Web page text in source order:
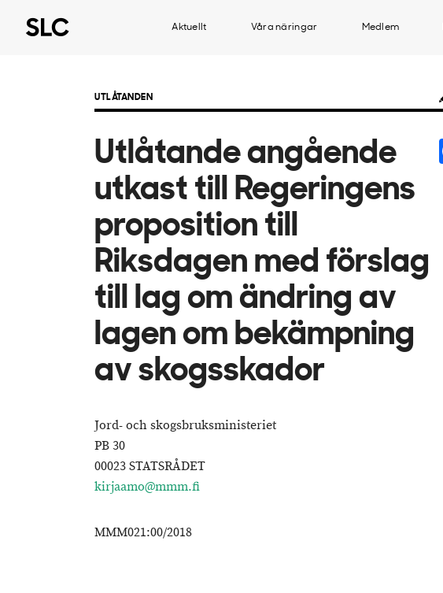
Aktuellt Våra näringar Medlem
UTLÅTANDEN
Utlåtande angående
utkast till Regeringens
proposition till
Riksdagen med förslag
till lag om ändring av
lagen om bekämpning
av skogsskador
Jord- och skogsbruksministeriet
PB 30
00023 STATSRÅDET
kirjaamo@mmm.fi
MMM021:00/2018